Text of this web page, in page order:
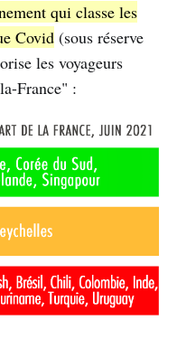
qui classe les
Covid (sous réserve
les voyageurs
France" :